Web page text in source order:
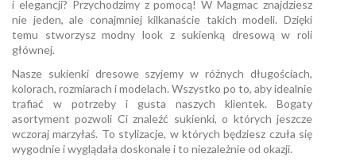
i elegancji? Przychodzimy z pomocą! W Magmac znajdziesz
nie jeden, ale conajmniej kilkanaście takich modeli. Dzięki
temu stworzysz modny look z sukienką dresową w roli
głównej.
Nasze sukienki dresowe szyjemy w różnych długościach,
kolorach, rozmiarach i modelach. Wszystko po to, aby idealnie
trafiać w potrzeby i gusta naszych klientek. Bogaty
asortyment pozwoli Ci znaleźć sukienki, o których jeszcze
wczoraj marzyłaś. To stylizacje, w których będziesz czuła się
wygodnie i wyglądała doskonale i to niezależnie od okazji.